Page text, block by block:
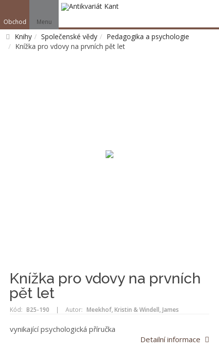
Obchod Menu
Knihy Společenské vědy
Pedagogika a psychologie
Knížka pro vdovy na prvních pět let
Knížka pro vdovy na prvních
pět let
Kód: B25-190 | Autor: Meekhof, Kristin & Windell, James
vynikající psychologická příručka
Detailní informace